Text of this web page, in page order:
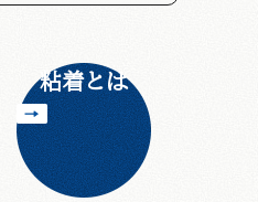
粘着とは